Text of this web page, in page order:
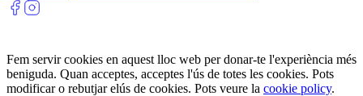
Fem servir cookies en aquest lloc web per donar-te l'experiència més
beniguda. Quan acceptes, acceptes l'ús de totes les cookies. Pots
modificar o rebutjar elús de cookies. Pots veure la cookie policy.